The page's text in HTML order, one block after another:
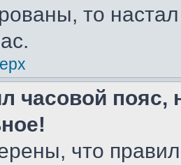
то
часовой пояс,
что